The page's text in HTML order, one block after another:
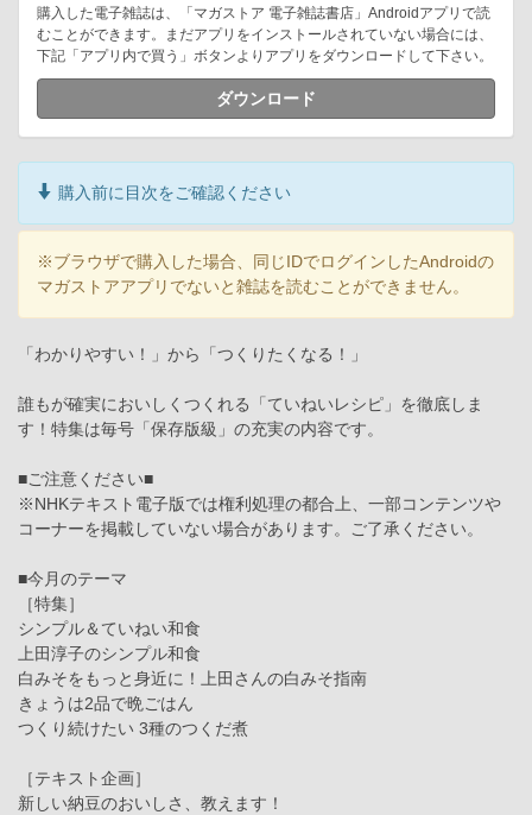
購入した電子雑誌は、「マガストア 電子雑誌書店」Androidアプリで読
むことができます。まだアプリをインストールされていない場合には、
下記「アプリ内で買う」ボタンよりアプリをダウンロードして下さい。
ダウンロード
購入前に目次をご確認ください
※ブラウザで購入した場合、同じIDでログインしたAndroidの
マガストアアプリでないと雑誌を読むことができません。
「わかりやすい！」から「つくりたくなる！」
誰もが確実においしくつくれる「ていねいレシピ」を徹底しま
す！特集は毎号「保存版級」の充実の内容です。
■ご注意ください■
※NHKテキスト電子版では権利処理の都合上、一部コンテンツや
コーナーを掲載していない場合があります。ご了承ください。
■今月のテーマ
［特集］
シンプル＆ていねい和食
上田淳子のシンプル和食
白みそをもっと身近に！上田さんの白みそ指南
きょうは2品で晩ごはん
つくり続けたい 3種のつくだ煮
［テキスト企画］
新しい納豆のおいしさ、教えます！